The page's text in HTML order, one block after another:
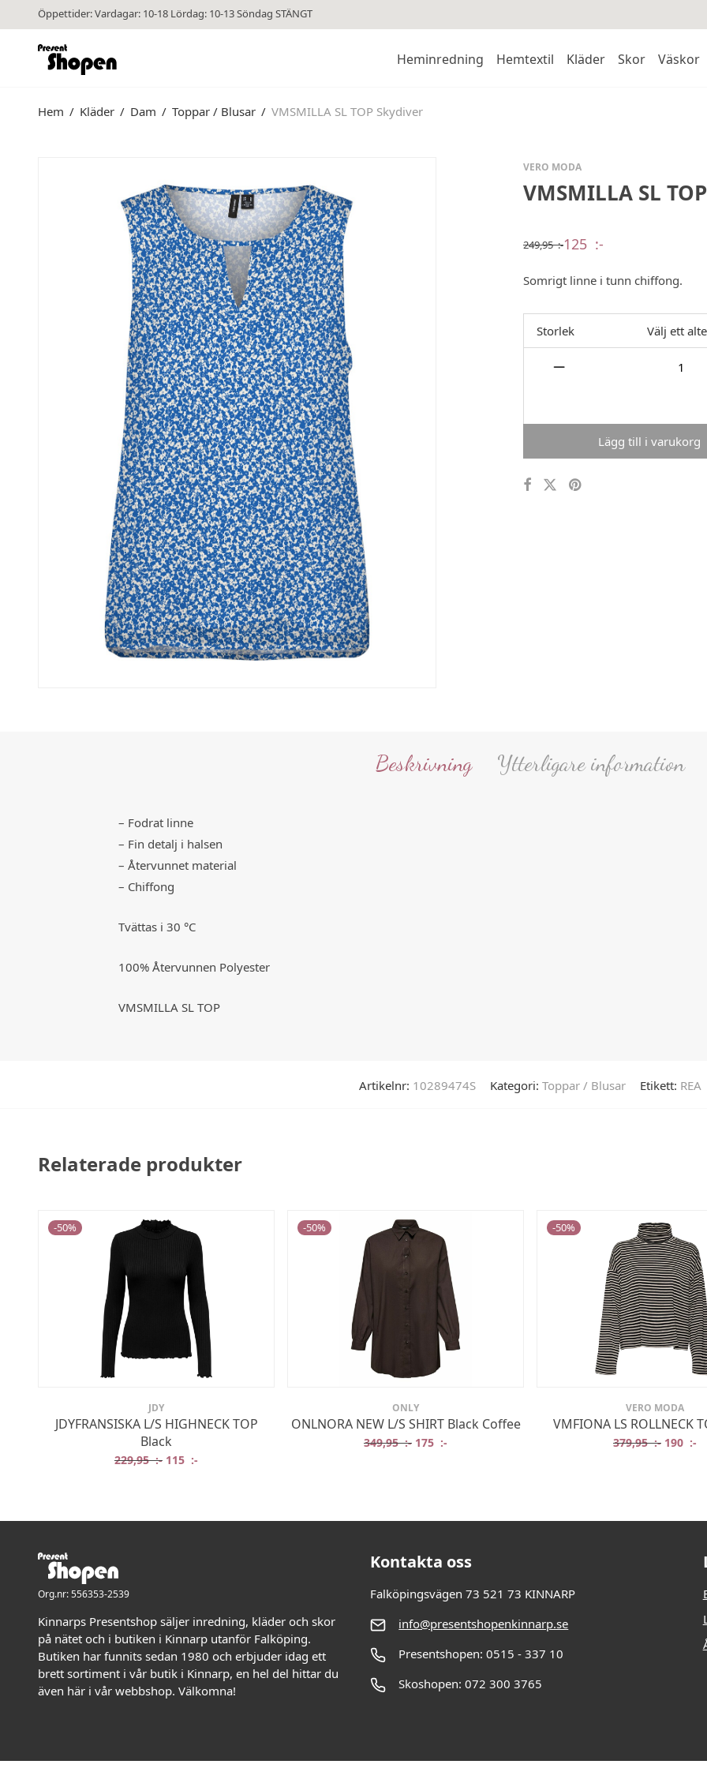
Öppettider: Vardagar: 10-18 Lördag: 10-13 Söndag STÄNGT
Heminredning Hemtextil Kläder Skor Väskor
Hem / Kläder / Dam / Toppar / Blusar / VMSMILLA SL TOP Skydiver
VERO MODA
VMSMILLA SL
249,95:-
Det
var:
125 :-
Det
är:
Somrigt linne i tunn chiffong.
Storlek Välj ett
Lägg till i varukorg
Beskrivning Ytterligare information
– Fodrat linne
– Fin detalj i halsen
– Återvunnet material
– Chiffong
Tvättas i 30 °C
100% Återvunnen Polyester
VMSMILLA SL TOP
Artikelnr: 10289474S Kategori: Toppar / Blusar Etikett: REA
Relaterade produkter
-50%
JDY
JDYFRANSISKA L/S HIGHNECK TOP
Black
229,95:- Det ursprungliga priset var: 229,95 :-.
115 :-
-50%
ONLY
ONLNORA NEW L/S SHIRT Black Coffee
349,95:- Det ursprungliga priset var: 349,95 :-.
175 :- Det nuvarande priset är: 175 :-.
-50%
VERO MODA
VMFIONA LS ROLLNECK
379,95:- Det
190 :-
Org.nr: 556353-2539
Kinnarps Presentshop säljer inredning, kläder och skor
på nätet och i butiken i Kinnarp utanför Falköping.
Butiken har funnits sedan 1980 och erbjuder idag ett
brett sortiment i vår butik i Kinnarp, en hel del hittar du
även här i vår webbshop. Välkomna!
Kontakta oss
Falköpingsvägen 73 521 73 KINNARP
info@presentshopenkinnarp.se
Presentshopen: 0515 - 337 10
Skoshopen: 072 300 3765